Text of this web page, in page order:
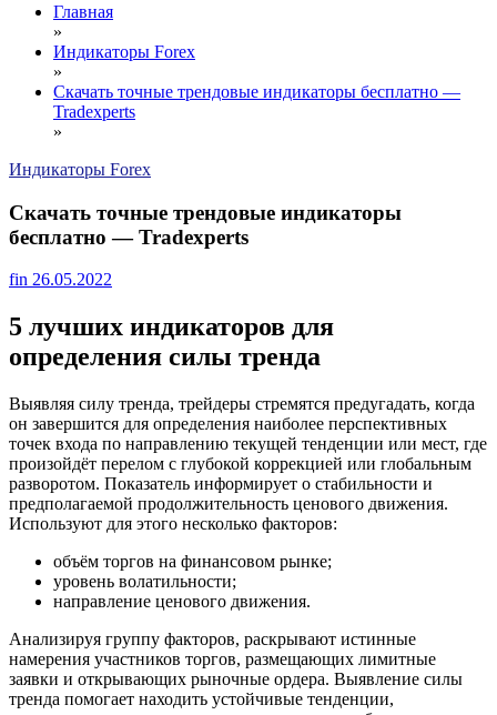
Главная
»
Индикаторы Forex
»
Скачать точные трендовые индикаторы бесплатно —
Tradexperts
»
Индикаторы Forex
Скачать точные трендовые индикаторы
бесплатно — Tradexperts
fin 26.05.2022
5 лучших индикаторов для
определения силы тренда
Выявляя силу тренда, трейдеры стремятся предугадать, когда
он завершится для определения наиболее перспективных
точек входа по направлению текущей тенденции или мест, где
произойдёт перелом с глубокой коррекцией или глобальным
разворотом. Показатель информирует о стабильности и
предполагаемой продолжительность ценового движения.
Используют для этого несколько факторов:
объём торгов на финансовом рынке;
уровень волатильности;
направление ценового движения.
Анализируя группу факторов, раскрывают истинные
намерения участников торгов, размещающих лимитные
заявки и открывающих рыночные ордера. Выявление силы
тренда помогает находить устойчивые тенденции,